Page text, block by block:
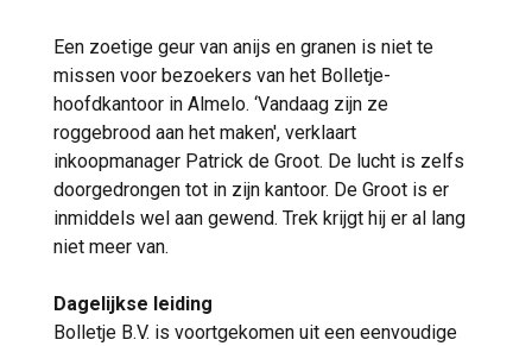
Een zoetige geur van anijs en granen is niet te
missen voor bezoekers van het Bolletje-
hoofdkantoor in Almelo. ‘Vandaag zijn ze
roggebrood aan het maken', verklaart
inkoopmanager Patrick de Groot. De lucht is zelfs
doorgedrongen tot in zijn kantoor. De Groot is er
inmiddels wel aan gewend. Trek krijgt hij er al lang
niet meer van.
Dagelijkse leiding
Bolletje B.V. is voortgekomen uit een eenvoudige